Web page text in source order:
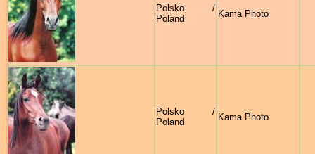
Polsko /
Poland
Kama Photo
Polsko /
Poland
Kama Photo